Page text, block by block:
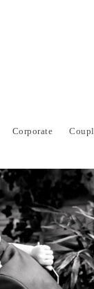
Corporate